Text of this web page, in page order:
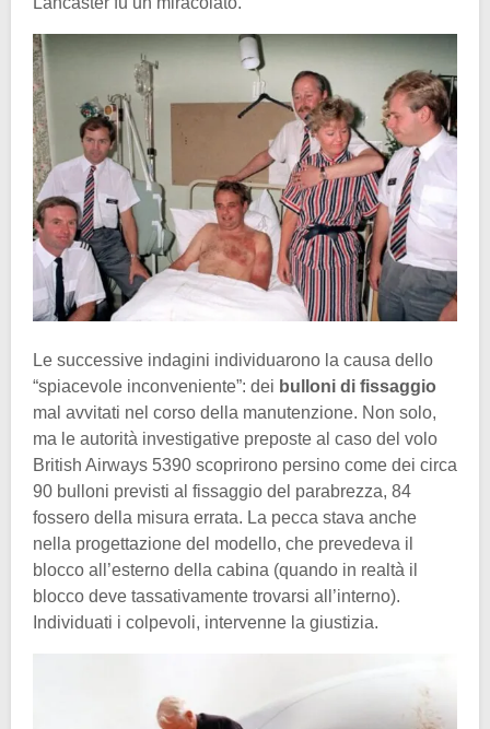
Le successive indagini individuarono la causa dello
“spiacevole inconveniente”: dei bulloni di fissaggio
mal avvitati nel corso della manutenzione. Non solo,
ma le autorità investigative preposte al caso del volo
British Airways 5390 scoprirono persino come dei circa
90 bulloni previsti al fissaggio del parabrezza, 84
fossero della misura errata. La pecca stava anche
nella progettazione del modello, che prevedeva il
blocco all’esterno della cabina (quando in realtà il
blocco deve tassativamente trovarsi all’interno).
Individuati i colpevoli, intervenne la giustizia.